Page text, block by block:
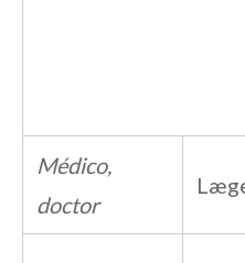
Médico,
doctor